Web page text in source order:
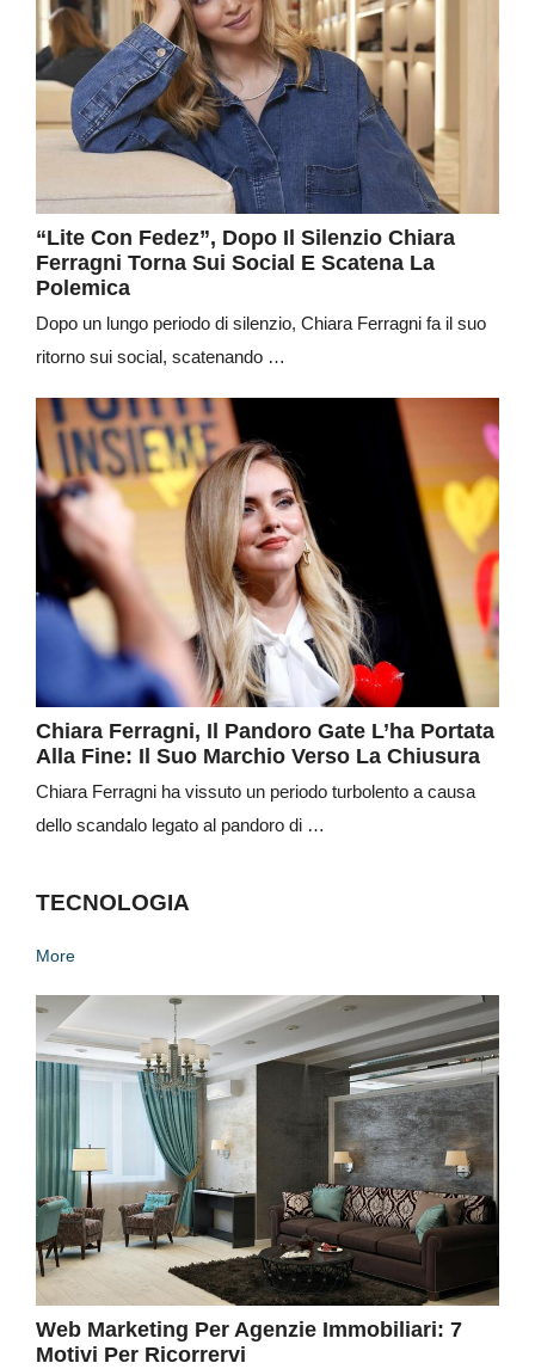
“Lite Con Fedez”, Dopo Il Silenzio Chiara
Ferragni Torna Sui Social E Scatena La
Polemica
Dopo un lungo periodo di silenzio, Chiara Ferragni fa il suo
ritorno sui social, scatenando …
Chiara Ferragni, Il Pandoro Gate L’ha Portata
Alla Fine: Il Suo Marchio Verso La Chiusura
Chiara Ferragni ha vissuto un periodo turbolento a causa
dello scandalo legato al pandoro di …
TECNOLOGIA
More
Web Marketing Per Agenzie Immobiliari: 7
Motivi Per Ricorrervi